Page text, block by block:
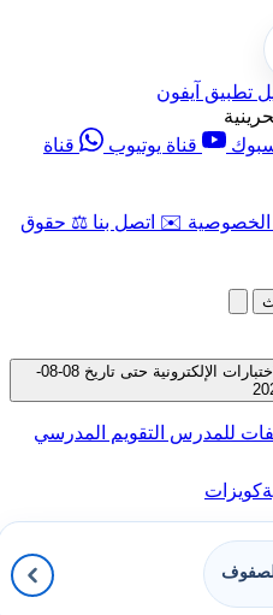
تطبيق آيفون
قناة يوتيوب
قناة
✉️ اتصل بنا ⚖️ حقوق
جميع الملفات المتوفرة في قسم الاختبارات الإلكترونية حتى تاريخ 08-08-
للمدرس التقويم المدرسي
كويزات